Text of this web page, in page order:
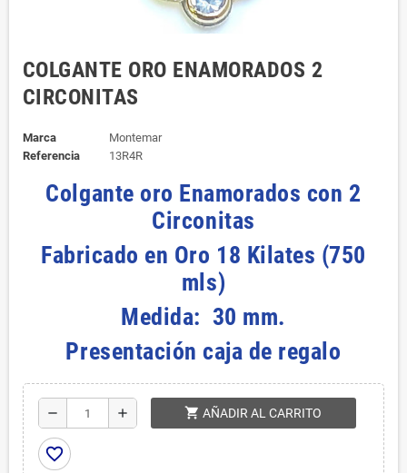
COLGANTE ORO ENAMORADOS 2
CIRCONITAS
Marca
Montemar
Referencia
13R4R
Colgante oro Enamorados con 2
Circonitas
Fabricado en Oro 18 Kilates (750
mls)
Medida: 30 mm.
Presentación caja de regalo
remove add shopping_cart AÑADIR AL CARRITO
favorite_border